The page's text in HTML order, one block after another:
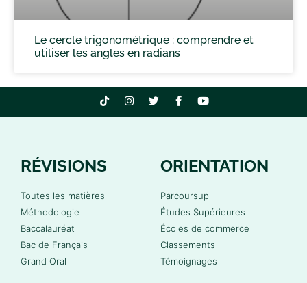
Le cercle trigonométrique : comprendre et
utiliser les angles en radians
RÉVISIONS
Toutes les matières
Méthodologie
Baccalauréat
Bac de Français
Grand Oral
ORIENTATION
Parcoursup
Études Supérieures
Écoles de commerce
Classements
Témoignages